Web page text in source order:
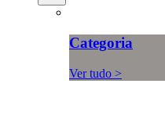
Categoria
Ver tudo >